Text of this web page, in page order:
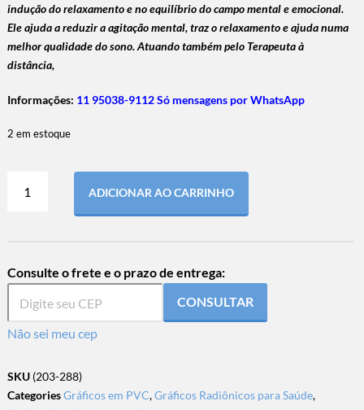
indução do relaxamento e no equilíbrio do campo mental e emocional.
Ele ajuda a reduzir a agitação mental, traz o relaxamento e ajuda numa
melhor qualidade do sono. Atuando também pelo Terapeuta à
distância,
Informações: 11 95038-9112 Só mensagens por WhatsApp
2 em estoque
ADICIONAR AO CARRINHO
Consulte o frete e o prazo de entrega:
CONSULTAR
Não sei meu cep
SKU (203-288)
CategoriesGráficos em PVC,Gráficos Radiônicos para Saúde,